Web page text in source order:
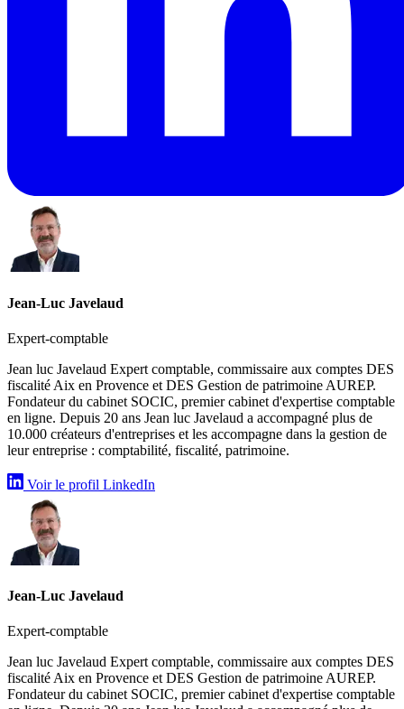
Jean-Luc Javelaud
Expert-comptable
Jean luc Javelaud Expert comptable, commissaire aux comptes DES
fiscalité Aix en Provence et DES Gestion de patrimoine AUREP.
Fondateur du cabinet SOCIC, premier cabinet d'expertise comptable
en ligne. Depuis 20 ans Jean luc Javelaud a accompagné plus de
10.000 créateurs d'entreprises et les accompagne dans la gestion de
leur entreprise : comptabilité, fiscalité, patrimoine.
Voir le profil LinkedIn
Jean-Luc Javelaud
Expert-comptable
Jean luc Javelaud Expert comptable, commissaire aux comptes DES
fiscalité Aix en Provence et DES Gestion de patrimoine AUREP.
Fondateur du cabinet SOCIC, premier cabinet d'expertise comptable